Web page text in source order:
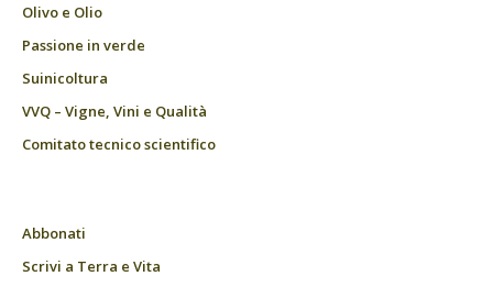
Olivo e Olio
Passione in verde
Suinicoltura
VVQ – Vigne, Vini e Qualità
Comitato tecnico scientifico
Abbonati
Scrivi a Terra e Vita